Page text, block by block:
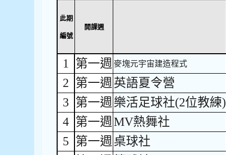
此期
編號
開課週
1 第一週 麥塊元宇宙建造程式
2 第一週 英語夏令營
3 第一週 樂活足球社(2位教練)
4 第一週 MV熱舞社
5 第一週 桌球社